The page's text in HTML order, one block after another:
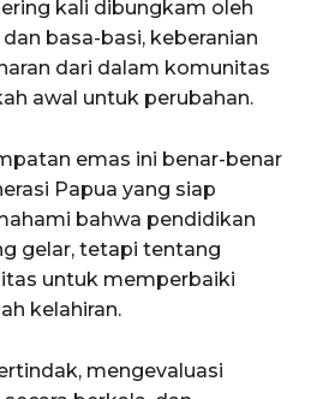
kali dibungkam oleh
basa-basi, keberanian
dari dalam komunitas
awal untuk perubahan.
emas ini benar-benar
Papua yang siap
bahwa pendidikan
gelar, tetapi tentang
untuk memperbaiki
kelahiran.
mengevaluasi